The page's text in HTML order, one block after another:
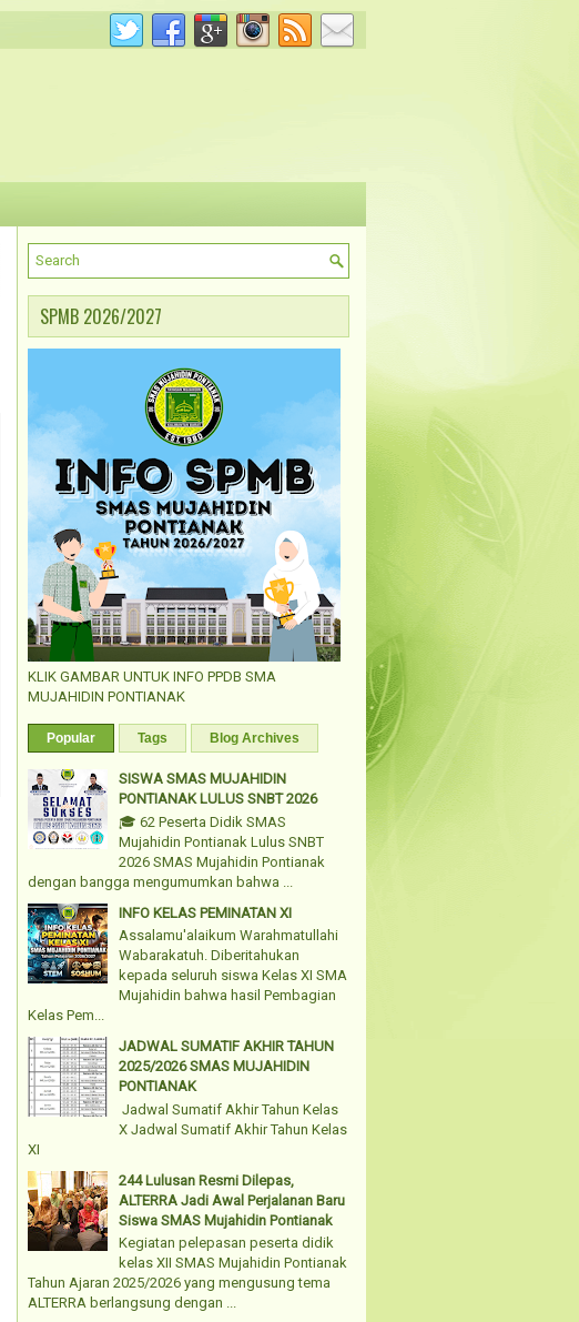
SPMB 2026/2027
KLIK GAMBAR UNTUK INFO PPDB SMA
MUJAHIDIN PONTIANAK
Popular Tags Blog Archives
SISWA SMAS MUJAHIDIN
PONTIANAK LULUS SNBT 2026
🎓 62 Peserta Didik SMAS
Mujahidin Pontianak Lulus SNBT
2026 SMAS Mujahidin Pontianak
dengan bangga mengumumkan bahwa ...
INFO KELAS PEMINATAN XI
Assalamu'alaikum Warahmatullahi
Wabarakatuh. Diberitahukan
kepada seluruh siswa Kelas XI SMA
Mujahidin bahwa hasil Pembagian
Kelas Pem...
JADWAL SUMATIF AKHIR TAHUN
2025/2026 SMAS MUJAHIDIN
PONTIANAK
Jadwal Sumatif Akhir Tahun Kelas
X Jadwal Sumatif Akhir Tahun Kelas
XI
244 Lulusan Resmi Dilepas,
ALTERRA Jadi Awal Perjalanan Baru
Siswa SMAS Mujahidin Pontianak
Kegiatan pelepasan peserta didik
kelas XII SMAS Mujahidin Pontianak
Tahun Ajaran 2025/2026 yang mengusung tema
ALTERRA berlangsung dengan ...